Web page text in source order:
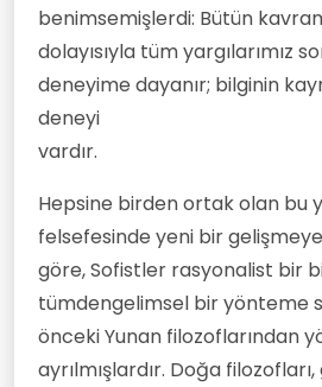
benimsemişlerdi: Bütün
dolayısıyla tüm yargılarımız
deneyime dayanır; bilginin
deneyi
vardır.
Hepsine birden ortak olan bu
felsefesinde yeni bir
göre, Sofistler rasyonalist bir
tümdengelimsel bir yönteme
önceki Yunan filozoflarından
ayrılmışlardır. Doğa